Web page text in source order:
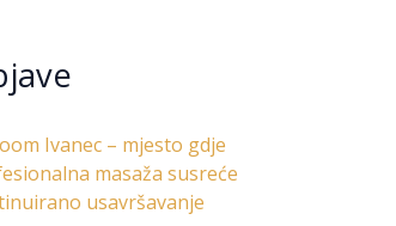
Ivanec – mjesto gdje
masaža susreće
usavršavanje